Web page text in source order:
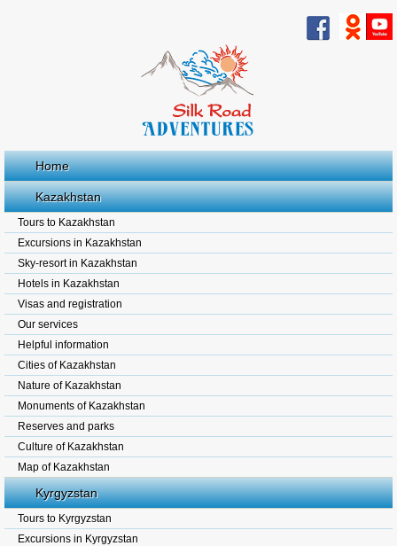
Home
Kazakhstan
Tours to Kazakhstan
Excursions in Kazakhstan
Sky-resort in Kazakhstan
Hotels in Kazakhstan
Visas and registration
Our services
Helpful information
Cities of Kazakhstan
Nature of Kazakhstan
Monuments of Kazakhstan
Reserves and parks
Culture of Kazakhstan
Map of Kazakhstan
Kyrgyzstan
Tours to Kyrgyzstan
Excursions in Kyrgyzstan